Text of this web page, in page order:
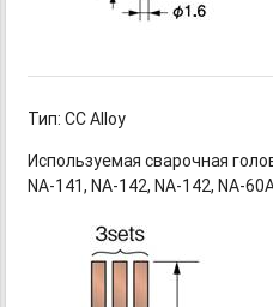
Тип: CC Alloy
Используемая сварочная
NA-141, NA-142, NA-142, NA-